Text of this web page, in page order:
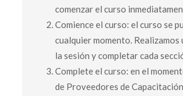
comenzar el curso
Comience el curso: el curso se
cualquier momento.
la sesión y completar cada
Complete el curso: en el
de Proveedores de